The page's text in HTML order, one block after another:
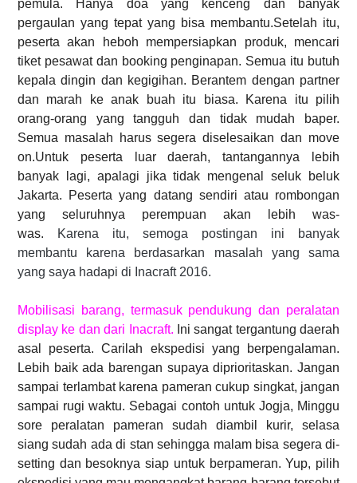
pemula. Hanya doa yang kenceng dan banyak
pergaulan yang tepat yang bisa membantu.Setelah itu,
peserta akan heboh mempersiapkan produk, mencari
tiket pesawat dan booking penginapan. Semua itu butuh
kepala dingin dan kegigihan. Berantem dengan partner
dan marah ke anak buah itu biasa. Karena itu pilih
orang-orang yang tangguh dan tidak mudah baper.
Semua masalah harus segera diselesaikan dan move
on.Untuk peserta luar daerah, tantangannya lebih
banyak lagi, apalagi jika tidak mengenal seluk beluk
Jakarta. Peserta yang datang sendiri atau rombongan
yang seluruhnya perempuan akan lebih was-
was.
Karena itu, semoga postingan ini banyak
membantu karena berdasarkan masalah yang sama
yang saya hadapi di Inacraft 2016.
Mobilisasi barang, termasuk pendukung dan peralatan
display ke dan dari Inacraft. Ini sangat tergantung daerah
asal peserta. Carilah ekspedisi yang berpengalaman.
Lebih baik ada barengan supaya diprioritaskan. Jangan
sampai terlambat karena pameran cukup singkat, jangan
sampai rugi waktu. Sebagai contoh untuk Jogja, Minggu
sore peralatan pameran sudah diambil kurir, selasa
siang sudah ada di stan sehingga malam bisa segera di-
setting dan besoknya siap untuk berpameran. Yup, pilih